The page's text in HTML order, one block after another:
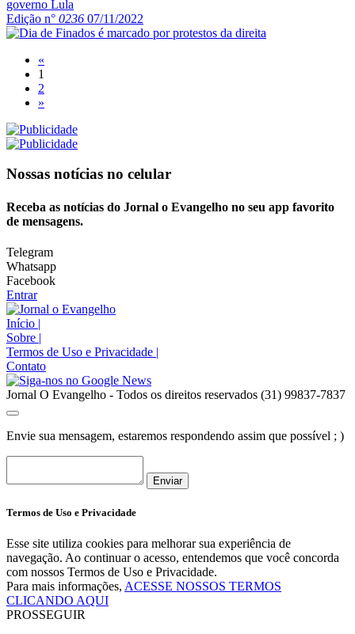
Edição n° 0236 07/11/2022
«
1
2
»
Nossas notícias no celular
Receba as notícias do Jornal o Evangelho no seu app favorito
de mensagens.
Telegram
Whatsapp
Facebook
Entrar
Início |
Sobre |
Termos de Uso e Privacidade |
Contato
Jornal O Evangelho - Todos os direitos reservados (31) 99837-7837
Envie sua mensagem, estaremos respondendo assim que possível ; )
Enviar
Termos de Uso e Privacidade
Esse site utiliza cookies para melhorar sua experiência de
navegação. Ao continuar o acesso, entendemos que você concorda
com nossos Termos de Uso e Privacidade.
Para mais informações, ACESSE NOSSOS TERMOS
CLICANDO AQUI
PROSSEGUIR